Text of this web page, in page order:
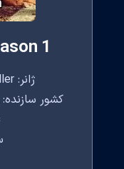
1
ژانر: Drama, Mystery, Thriller